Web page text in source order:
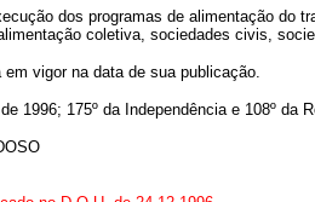
dos programas de alimentação do
coletiva, sociedades civis,
vigor na data de sua publicação.
175º da Independência e 108º da